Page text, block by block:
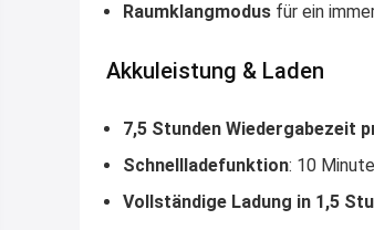
Raumklangmodus für ein
Akkuleistung & Laden
7,5 Stunden Wiedergabezeit
Schnellladefunktion: 10
Vollständige Ladung in 1,5